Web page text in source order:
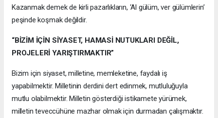
Kazanmak demek de kirli pazarlıkların, ‘Al gülüm, ver gülümlerin’
peşinde koşmak değildir.
“BİZİM İÇİN SİYASET, HAMASİ NUTUKLARI DEĞİL,
PROJELERİ YARIŞTIRMAKTIR”
Bizim için siyaset, milletine, memleketine, faydalı iş
yapabilmektir. Milletinin derdini dert edinmek, mutluluğuyla
mutlu olabilmektir. Milletin gösterdiği istikamete yürümek,
milletin teveccühüne mazhar olmak için durmadan çalışmaktır.